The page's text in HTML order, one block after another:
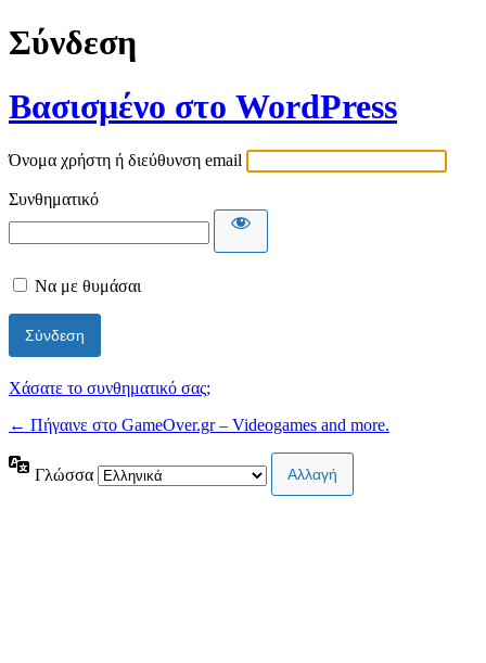
Σύνδεση
Βασισμένο στο WordPress
Όνομα χρήστη ή διεύθυνση email
Συνθηματικό
Να με θυμάσαι
Χάσατε το συνθηματικό σας;
← Πήγαινε στο GameOver.gr – Videogames and more.
Γλώσσα